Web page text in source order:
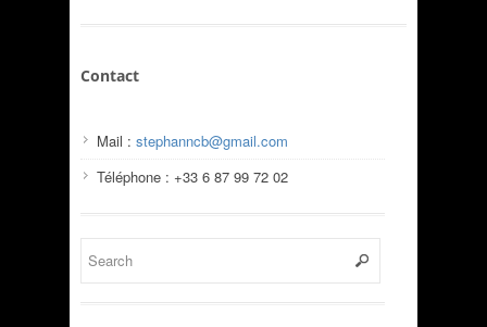
Contact
Mail : stephanncb@gmail.com
Téléphone : +33 6 87 99 72 02